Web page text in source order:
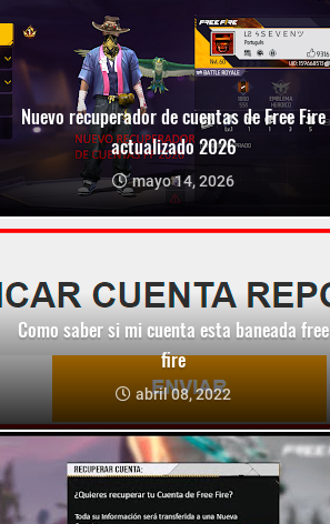
Nuevo recuperador de cuentas de Free Fire
actualizado 2026
mayo 14, 2026
Como saber si mi cuenta esta baneada free
fire
abril 08, 2022